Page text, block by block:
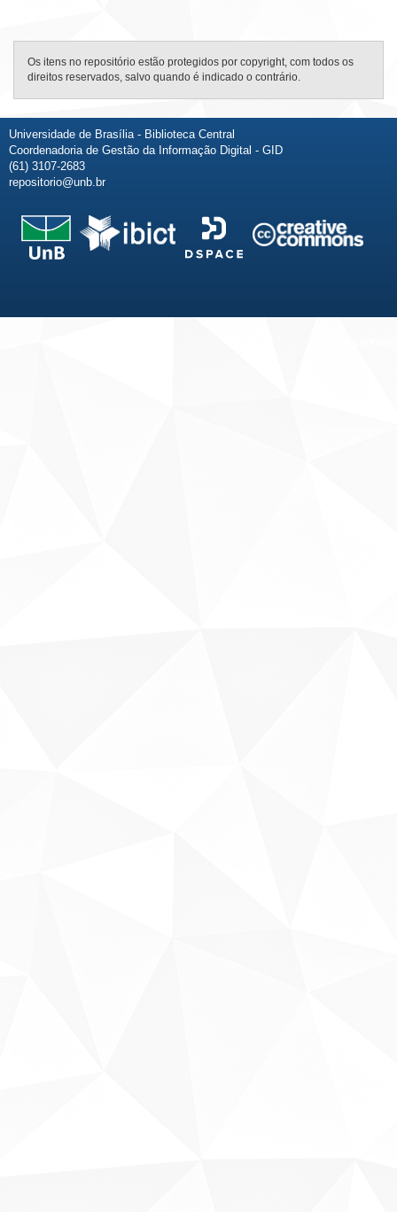
Os itens no repositório estão protegidos por copyright, com todos os
direitos reservados, salvo quando é indicado o contrário.
Universidade de Brasília - Biblioteca Central
Coordenadoria de Gestão da Informação Digital - GID
(61) 3107-2683
repositorio@unb.br